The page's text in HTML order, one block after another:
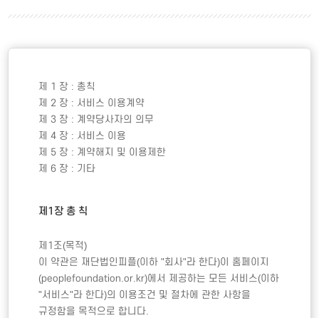
제 1 장 : 총칙
제 2 장 : 서비스 이용계약
제 3 장 : 계약당사자의 의무
제 4 장 : 서비스 이용
제 5 장 : 계약해지 및 이용제한
제 6 장 : 기타
제1장 총 칙
제1조(목적)
이 약관은 재단법인피플(이하 "회사"라 한다)이 홈페이지
(peoplefoundation.or.kr)에서 제공하는 모든 서비스(이하
"서비스"라 한다)의 이용조건 및 절차에 관한 사항을
규정함을 목적으로 합니다.